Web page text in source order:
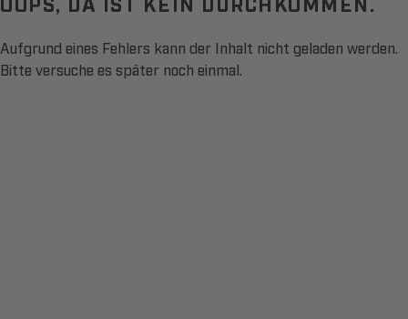
Aufgrund eines Fehlers kann der Inhalt nicht geladen werden.
Bitte versuche es später noch einmal.